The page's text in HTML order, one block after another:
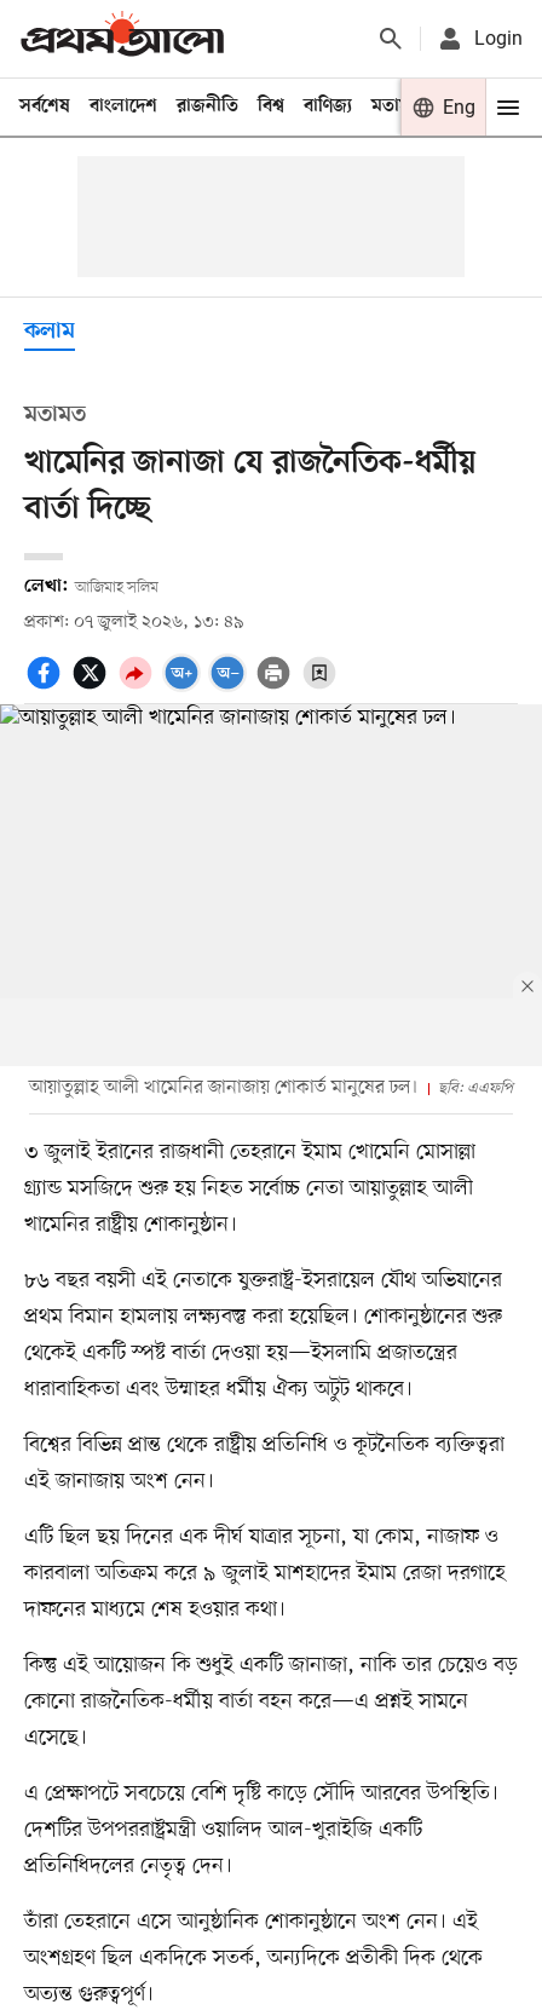
Login
সর্বশেষ বাংলাদেশ রাজনীতি বিশ্ব বাণিজ্য মতামত খেলা
Eng
কলাম
মতামত
খামেনির জানাজা যে রাজনৈতিক-ধর্মীয়
বার্তা দিচ্ছে
লেখা: আজিমাহ সলিম
প্রকাশ: ০৭ জুলাই ২০২৬, ১৩: ৪৯
আয়াতুল্লাহ আলী খামেনির জানাজায় শোকার্ত মানুষের ঢল। ছবি: এএফপি
৩ জুলাই ইরানের রাজধানী তেহরানে ইমাম খোমেনি মোসাল্লা
গ্র্যান্ড মসজিদে শুরু হয় নিহত সর্বোচ্চ নেতা আয়াতুল্লাহ আলী
খামেনির রাষ্ট্রীয় শোকানুষ্ঠান।
৮৬ বছর বয়সী এই নেতাকে যুক্তরাষ্ট্র-ইসরায়েল যৌথ অভিযানের
প্রথম বিমান হামলায় লক্ষ্যবস্তু করা হয়েছিল। শোকানুষ্ঠানের শুরু
থেকেই একটি স্পষ্ট বার্তা দেওয়া হয়—ইসলামি প্রজাতন্ত্রের
ধারাবাহিকতা এবং উম্মাহর ধর্মীয় ঐক্য অটুট থাকবে।
বিশ্বের বিভিন্ন প্রান্ত থেকে রাষ্ট্রীয় প্রতিনিধি ও কূটনৈতিক ব্যক্তিত্বরা
এই জানাজায় অংশ নেন।
এটি ছিল ছয় দিনের এক দীর্ঘ যাত্রার সূচনা, যা কোম, নাজাফ ও
কারবালা অতিক্রম করে ৯ জুলাই মাশহাদের ইমাম রেজা দরগাহে
দাফনের মাধ্যমে শেষ হওয়ার কথা।
কিন্তু এই আয়োজন কি শুধুই একটি জানাজা, নাকি তার চেয়েও বড়
কোনো রাজনৈতিক-ধর্মীয় বার্তা বহন করে—এ প্রশ্নই সামনে
এসেছে।
এ প্রেক্ষাপটে সবচেয়ে বেশি দৃষ্টি কাড়ে সৌদি আরবের উপস্থিতি।
দেশটির উপপররাষ্ট্রমন্ত্রী ওয়ালিদ আল-খুরাইজি একটি
প্রতিনিধিদলের নেতৃত্ব দেন।
তাঁরা তেহরানে এসে আনুষ্ঠানিক শোকানুষ্ঠানে অংশ নেন। এই
অংশগ্রহণ ছিল একদিকে সতর্ক, অন্যদিকে প্রতীকী দিক থেকে
অত্যন্ত গুরুত্বপূর্ণ।